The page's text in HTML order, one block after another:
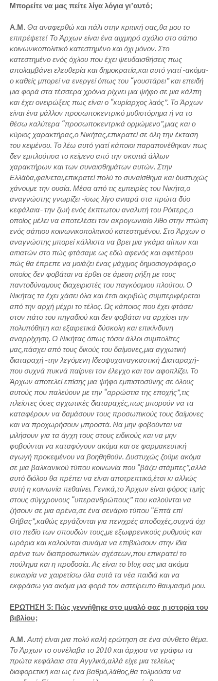
Μπορείτε να μας πείτε λίγα λόγια γι’αυτό;
Α.Μ. Θα αναφερθώ και πάλι στην κριτική σας,θα μου το
επιτρέψετε! Το Άρχων είναι ένα αιχμηρό σχόλιο στο σάπιο
κοινωνικοπολιτικό κατεστημένο και όχι μόνον. Στο
κατεστημένο ενός όχλου που έχει ψευδαισθήσεις πως
απολαμβάνει ελευθερία και δημοκρατία,και αυτό γιατί -ακόμα-
ο καθείς μπορεί να ενεργεί όπως του “γουστάρει” και επειδή
μια φορά στα τέσσερα χρόνια ρίχνει μια ψήφο σε μια κάλπη
και έχει ονειρώξεις πως είναι ο “κυρίαρχος λαός”. Το Άρχων
είναι ένα μάλλον προσωποκεντρικό μυθιστόρημα ή να το
θέσω καλύτερα “προσωποκεντρικά ορμώμενο”,μιας και ο
κύριος χαρακτήρας,ο Νικήτας,επικρατεί σε όλη την έκταση
του κειμένου. Το λέω αυτό γιατί κάποιοι παραπονέθηκαν πως
δεν εμπλούτισα το κείμενο από την σκοπιά άλλων
χαρακτήρων και των συναισθημάτων αυτών. Στην
Ελλάδα,φαίνεται,επικρατεί πολύ το συναίσθημα και δυστυχώς
χάνουμε την ουσία. Μέσα από τις εμπειρίες του Νικήτα,ο
αναγνώστης γνωρίζει -ίσως λίγο ανιαρά στα πρώτα δύο
κεφάλαια- την ζωή ενός έκπτωτου αναλυτή του Ρόιτερς,ο
οποίος μέλει να αποτελέσει τον ακρογωνιαίο λίθο στην πτώση
ενός σάπιου κοινωνικοπολιτικού κατεστημένου. Στο Άρχων ο
αναγνώστης μπορεί κάλλιστα να βρει μια γκάμα αίτιων και
αιτιατών στο πώς φτάσαμε ως εδώ αφενός και αφετέρου
πώς θα έπρεπε να μοιάζει ένας μάχιμος δημοσιογράφος,ο
οποίος δεν φοβάται να έρθει σε άμεση ρήξη με τους
παντοδύναμους διαχειριστές του παγκόσμιου πλούτου. Ο
Νικήτας τα έχει χάσει όλα και έτσι ακριβώς συμπεριφέρεται
από την αρχή μέχρι το τέλος. Ως κάποιος που έχει φτάσει
στον πάτο του πηγαδιού και δεν φοβάται να αρχίσει την
πολυπόθητη και εξαιρετικά δύσκολη και επικίνδυνη
αναρρίχηση. Ο Νικήτας όπως τόσοι άλλοι συμπολίτες
μας,πάσχει από τους δικούς του δαίμονες,μια αγχωτική
διαταραχή -την λεγόμενη Ιδεοψυχαναγκαστική Διαταραχή-
που συχνά πυκνά παίρνει τον έλεγχο και τον αφοπλίζει. Το
Άρχων αποτελεί επίσης μια ψήφο εμπιστοσύνης σε όλους
αυτούς που παλεύουν με την “αρρώστια της εποχής”,τις
πλείστες όσες αγχωτικές διαταραχές,πως μπορούν να τα
καταφέρουν να δαμάσουν τους προσωπικούς τους δαίμονες
και να προχωρήσουν μπροστά. Να μην φοβούνται να
μιλήσουν για τα άγχη τους στους ειδικούς και να μην
φοβούνται να καταφύγουν ακόμα και σε φαρμακευτική
αγωγή προκειμένου να βοηθηθούν. Δυστυχώς ζούμε ακόμα
σε μια βαλκανικού τύπου κοινωνία που “βάζει στάμπες”,αλλά
αυτό διόλου θα πρέπει να είναι αποτρεπτικό,έτσι κι αλλιώς
αυτή η κοινωνία πεθαίνει. Γενικά,το Άρχων είναι φόρος τιμής
στους σύγχρονους “υπερανθρώπους” που καλούνται να
ζήσουν σε μια αρένα,σε ένα σενάριο τύπου “Επτά επί
Θήβας”,καθώς εργάζονται για πενιχρές αποδοχές,συχνά όχι
στο πεδίο των σπουδών τους,με εξωφρενικούς ρυθμούς και
ωράρια και καλούνται συνάμα να επιβιώσουν στην ίδια
αρένα των διαπροσωπικών σχέσεων,που επικρατεί το
πούλημα και η προδοσία. Ας είναι το blog σας μια ακόμα
ευκαιρία να χαιρετίσω όλα αυτά τα νέα παιδιά και να
εκφράσω για ακόμα μια φορά τον αστείρευτο θαυμασμό μου.
ΕΡΩΤΗΣΗ 3: Πώς γεννήθηκε στο μυαλό σας η ιστορία του
βιβλίου;
Α.Μ. Αυτή είναι μια πολύ καλή ερώτηση σε ένα σύνθετο θέμα.
Το Άρχων το συνέλαβα το 2010 και άρχισα να γράφω τα
πρώτα κεφάλαια στα Αγγλικά,αλλά είχε μια τελείως
διαφορετική και ως ένα βαθμό,λάθος,θα τολμούσα να